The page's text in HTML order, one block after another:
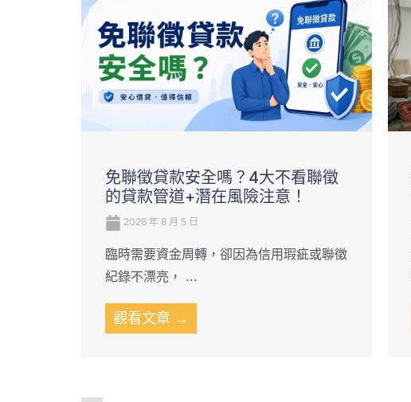
免聯徵貸款安全嗎？4大不看聯徵
的貸款管道+潛在風險注意！
2026 年 8 月 5 日
臨時需要資金周轉，卻因為信用瑕疵或聯徵
紀錄不漂亮， ...
觀看文章 →